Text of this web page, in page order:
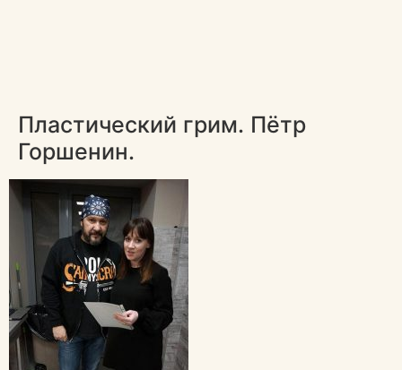
Пластический грим. Пётр
Горшенин.